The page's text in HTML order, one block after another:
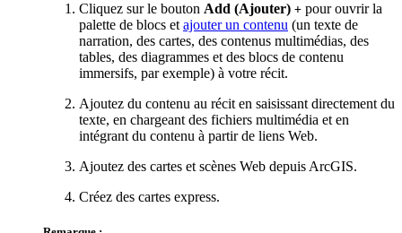
Cliquez sur le bouton Add (Ajouter) + pour ouvrir la
palette de blocs et ajouter un contenu (un texte de
narration, des cartes, des contenus multimédias, des
tables, des diagrammes et des blocs de contenu
immersifs, par exemple) à votre récit.
Ajoutez du contenu au récit en saisissant directement du
texte, en chargeant des fichiers multimédia et en
intégrant du contenu à partir de liens Web.
Ajoutez des cartes et scènes Web depuis ArcGIS.
Créez des cartes express.